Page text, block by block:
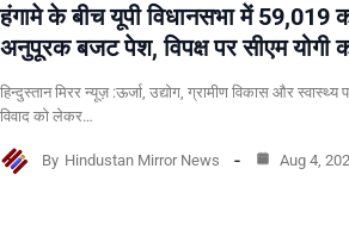
हंगामे के बीच यूपी विधानसभा में 59,019
अनुपूरक बजट पेश, विपक्ष पर सीएम योगी
हिन्दुस्तान मिरर न्यूज़ :ऊर्जा, उद्योग, ग्रामीण विकास और स्वास्थ्य
विवाद को लेकर…
By Hindustan Mirror News Aug 4,